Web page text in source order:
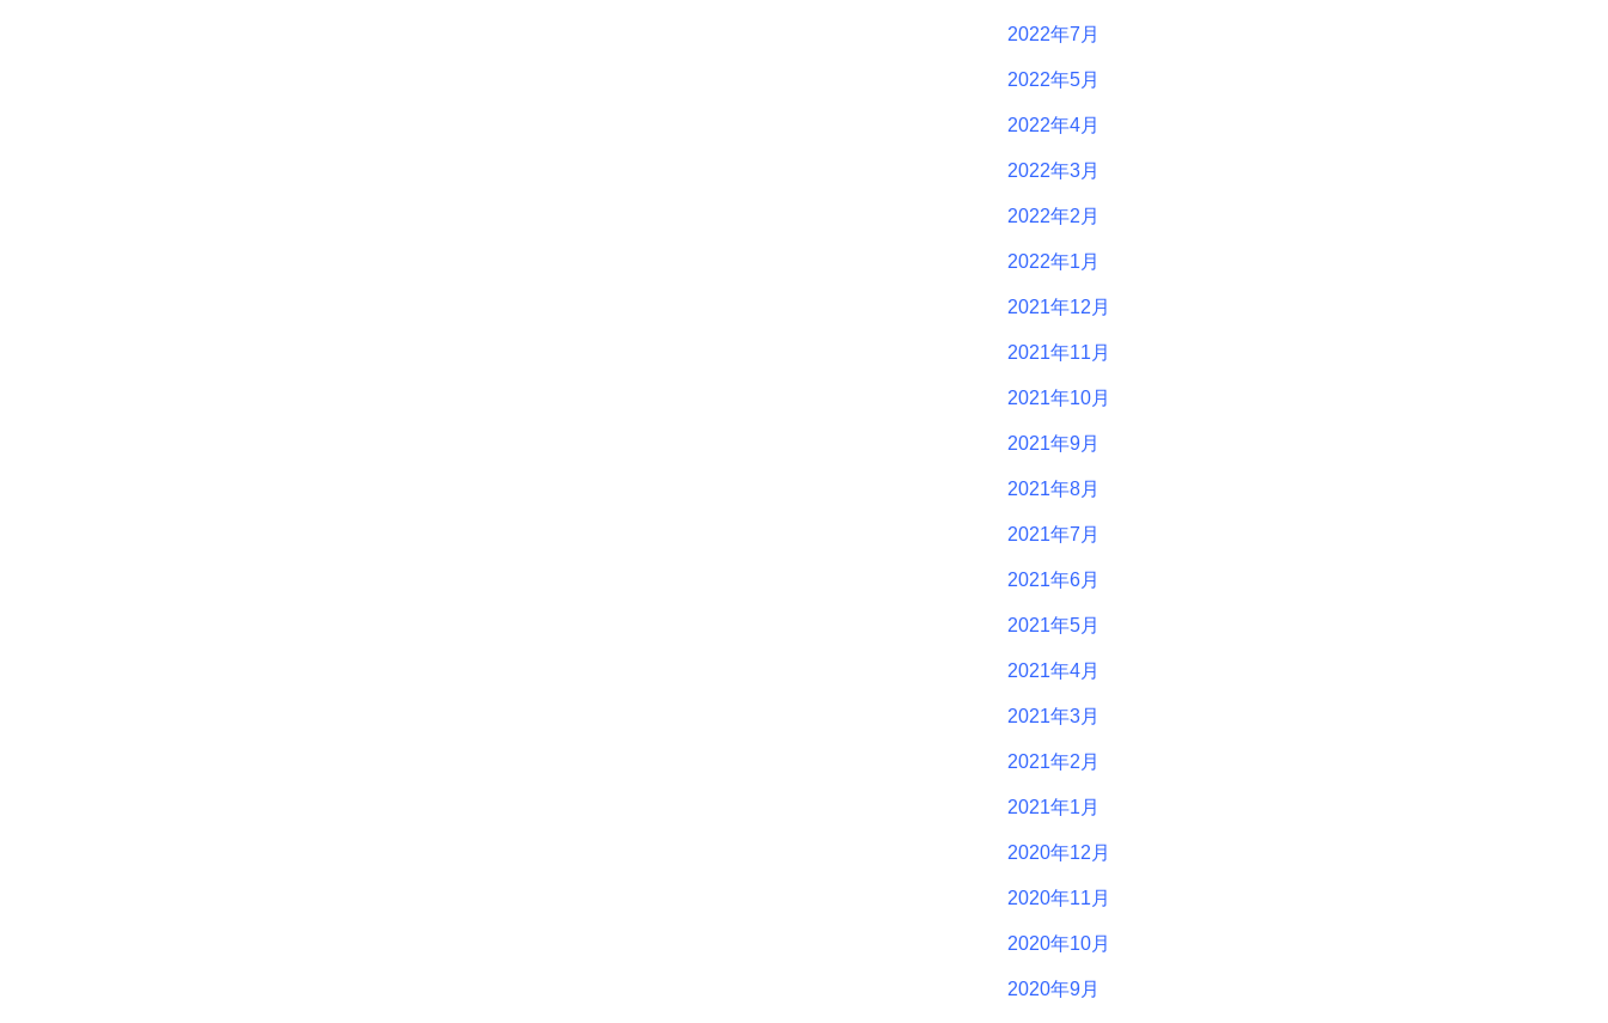
2022年7月
2022年5月
2022年4月
2022年3月
2022年2月
2022年1月
2021年12月
2021年11月
2021年10月
2021年9月
2021年8月
2021年7月
2021年6月
2021年5月
2021年4月
2021年3月
2021年2月
2021年1月
2020年12月
2020年11月
2020年10月
2020年9月